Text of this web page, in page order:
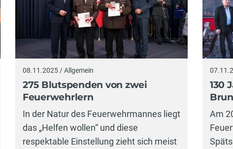
08.11.2025 / Allgemein
275 Blutspenden von zwei
Feuerwehrlern
In der Natur des Feuerwehrmannes liegt
das „Helfen wollen“ und diese
respektable Einstellung zieht sich meist
130
Am